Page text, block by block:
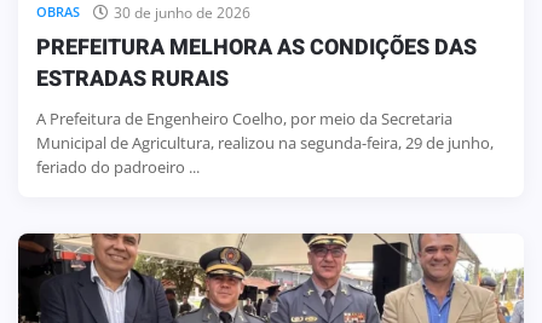
OBRAS 30 de junho de 2026
PREFEITURA MELHORA AS CONDIÇÕES DAS
ESTRADAS RURAIS
A Prefeitura de Engenheiro Coelho, por meio da Secretaria
Municipal de Agricultura, realizou na segunda-feira, 29 de junho,
feriado do padroeiro ...